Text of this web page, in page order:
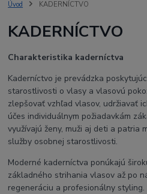
Úvod KADERNÍCTVO
KADERNÍCTVO
Charakteristika kaderníctva
Kaderníctvo je prevádzka
starostlivosti o vlasy a vlasovú
zlepšovať vzhľad vlasov, udržiavať
účes individuálnym požiadavkám
využívajú ženy, muži aj deti a patria
služby osobnej starostlivosti.
Moderné kaderníctva ponúkajú
základného strihania vlasov až po
regeneráciu a profesionálny styling.